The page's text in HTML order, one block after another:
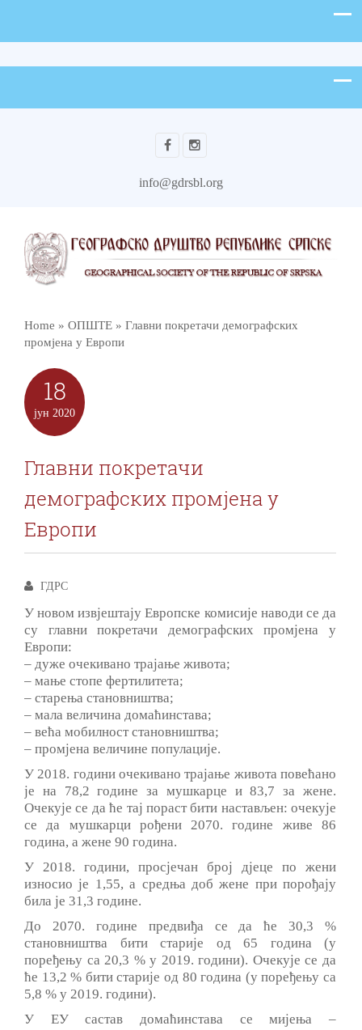
info@gdrsbl.org
Home » ОПШТЕ » Главни покретачи демографских
промјена у Европи
18
јун 2020
Главни покретачи
демографских промјена у
Европи
ГДРС
У новом извјештају Европске комисије наводи се да
су главни покретачи демографских промјена у
Европи:
– дуже очекивано трајање живота;
– мање стопе фертилитета;
– старења становништва;
– мала величина домаћинстава;
– већа мобилност становништва;
– промјена величине популације.
У 2018. години очекивано трајање живота повећано
је на 78,2 године за мушкарце и 83,7 за жене.
Очекује се да ће тај пораст бити настављен: очекује
се да мушкарци рођени 2070. године живе 86
година, а жене 90 година.
У 2018. години, просјечан број дјеце по жени
износио је 1,55, а средња доб жене при порођају
била је 31,3 године.
До 2070. године предвиђа се да ће 30,3 %
становништва бити старије од 65 година (у
поређењу са 20,3 % у 2019. години). Очекује се да
ће 13,2 % бити старије од 80 година (у поређењу са
5,8 % у 2019. години).
У ЕУ састав домаћинстава се мијења ‒